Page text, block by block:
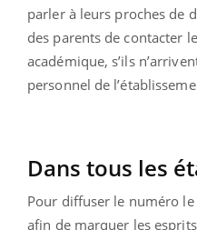
parler à leurs proches de
des parents de contacter
académique, s’ils
personnel de
Dans tous les
Pour diffuser le numéro
afin de marquer les